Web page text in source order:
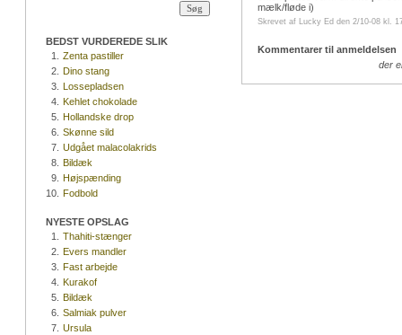
BEDST VURDEREDE SLIK
1.
Zenta pastiller
2. Dino stang
3. Lossepladsen
4. Kehlet chokolade
5. Hollandske drop
6. Skønne sild
7. Udgået malacolakrids
8. Bildæk
9. Højspænding
10. Fodbold
NYESTE OPSLAG
1.
Thahiti-stænger
2. Evers mandler
3. Fast arbejde
4. Kurakof
5. Bildæk
6. Salmiak pulver
7. Ursula
mælk/fløde i)
Skrevet af Lucky Ed den 2/10-08 kl.
Kommentarer til anmeldelsen
der